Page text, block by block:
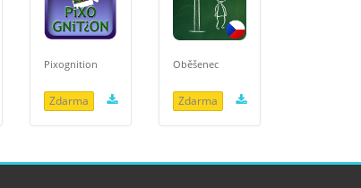
Pixognition
Zdarma
Oběšenec
Zdarma